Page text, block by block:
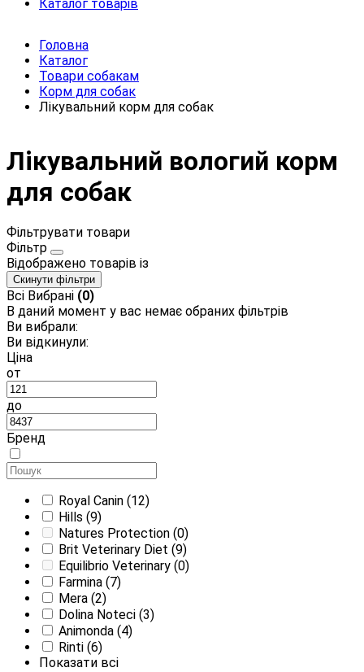
Каталог товарів
Головна
Каталог
Товари собакам
Корм для собак
Лікувальний корм для собак
Лікувальний вологий корм
для собак
Фільтрувати товари
Фільтр
Відображено товарів із
Скинути фільтри
Всі Вибрані (0)
В даний момент у вас немає обраних фільтрів
Ви вибрали:
Ви відкинули:
Ціна
от
до
Бренд
Royal Canin (12)
Hills (9)
Natures Protection (0)
Brit Veterinary Diet (9)
Equilibrio Veterinary (0)
Farmina (7)
Mera (2)
Dolina Noteci (3)
Animonda (4)
Rinti (6)
Показати всі